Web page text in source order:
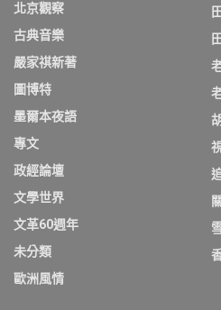
北京觀察
古典音樂
嚴家祺新著
圖博特
墨爾本夜語
專文
政經論壇
文學世界
文革60週年
未分類
歐洲風情